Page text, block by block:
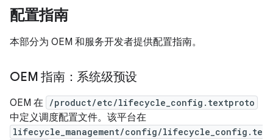
配置指南
本部分为 OEM 和服务开发者提供配置指南。
OEM 指南：系统级预设
OEM 在 /product/etc/lifecycle_config.textproto
中定义调度配置文件。该平台在
lifecycle_management/config/lifecycle_config.te